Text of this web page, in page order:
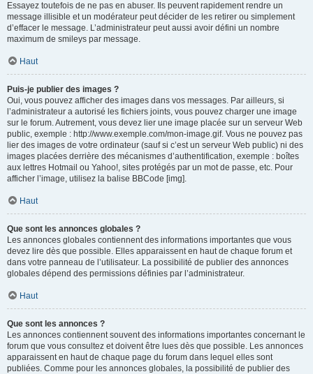
Essayez toutefois de ne pas en abuser. Ils peuvent rapidement rendre un
message illisible et un modérateur peut décider de les retirer ou simplement
d’effacer le message. L’administrateur peut aussi avoir défini un nombre
maximum de smileys par message.
Haut
Puis-je publier des images ?
Oui, vous pouvez afficher des images dans vos messages. Par ailleurs, si
l’administrateur a autorisé les fichiers joints, vous pouvez charger une image
sur le forum. Autrement, vous devez lier une image placée sur un serveur Web
public, exemple : http://www.exemple.com/mon-image.gif. Vous ne pouvez pas
lier des images de votre ordinateur (sauf si c’est un serveur Web public) ni des
images placées derrière des mécanismes d’authentification, exemple : boîtes
aux lettres Hotmail ou Yahoo!, sites protégés par un mot de passe, etc. Pour
afficher l’image, utilisez la balise BBCode [img].
Haut
Que sont les annonces globales ?
Les annonces globales contiennent des informations importantes que vous
devez lire dès que possible. Elles apparaissent en haut de chaque forum et
dans votre panneau de l’utilisateur. La possibilité de publier des annonces
globales dépend des permissions définies par l’administrateur.
Haut
Que sont les annonces ?
Les annonces contiennent souvent des informations importantes concernant le
forum que vous consultez et doivent être lues dès que possible. Les annonces
apparaissent en haut de chaque page du forum dans lequel elles sont
publiées. Comme pour les annonces globales, la possibilité de publier des